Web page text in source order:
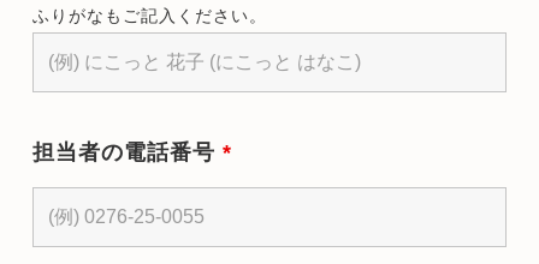
ふりがなもご記入ください。
担当者の電話番号*